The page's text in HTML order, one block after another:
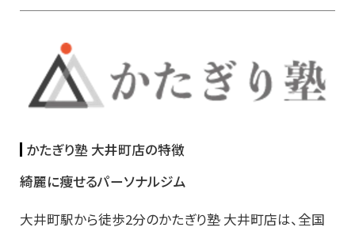
かたぎり塾 大井町店の特徴
綺麗に痩せるパーソナルジム
大井町駅から徒歩2分のかたぎり塾 大井町店は、全国